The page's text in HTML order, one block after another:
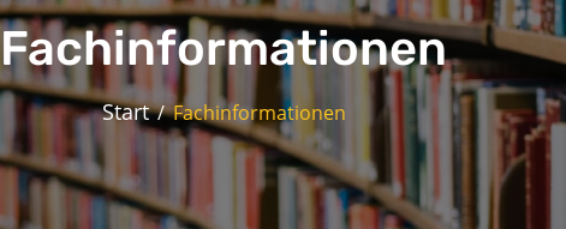
Fachinformationen
Start Fachinformationen